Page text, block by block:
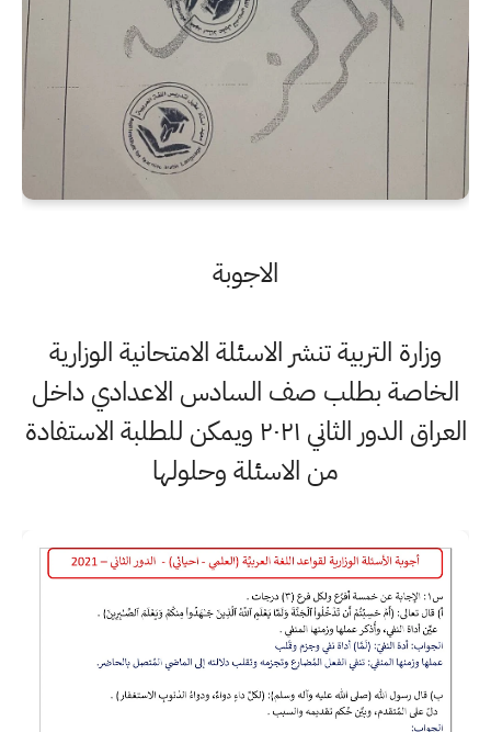
الاجوبة
وزارة التربية تنشر الاسئلة الامتحانية الوزارية
الخاصة بطلب صف السادس الاعدادي داخل
العراق الدور الثاني ٢٠٢١ ويمكن للطلبة الاستفادة
من الاسئلة وحلولها